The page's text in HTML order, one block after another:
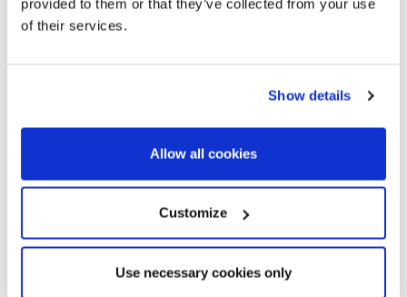
provided to them or that they’ve collected from your use
of their services.
Show details
Allow all cookies
Customize
Use necessary cookies only